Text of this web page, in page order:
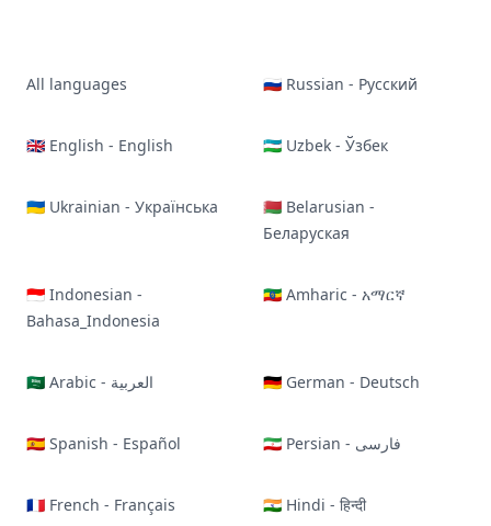
All languages 🇷🇺 Russian - Русский
🇬🇧 English - English 🇺🇿 Uzbek - Ўзбек
🇺🇦 Ukrainian - Українська
🇧🇾 Belarusian -
Беларуская
🇮🇩 Indonesian -
Bahasa_Indonesia
🇪🇹 Amharic - አማርኛ
🇸🇦 Arabic - العربية 🇩🇪 German - Deutsch
🇪🇸 Spanish - Español 🇮🇷 Persian - فارسی
🇫🇷 French - Français 🇮🇳 Hindi - हिन्दी